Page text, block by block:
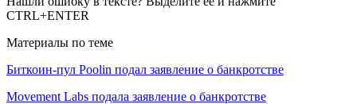
CTRL+ENTER
Материалы по теме
Биткоин-пул Poolin подал заявление о банкротстве
Movement Labs подала заявление о банкротстве